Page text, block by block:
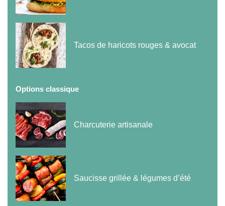
Tacos de haricots rouges & avocat
Options classique
Charcuterie artisanale
Saucisse grillée & légumes d’été